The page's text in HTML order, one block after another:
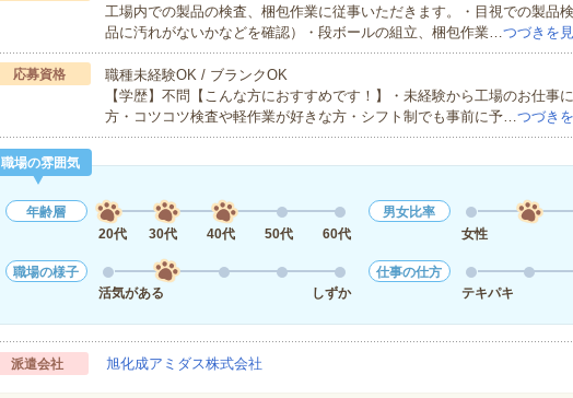
工場内での製品の検査、梱包作業に従事いただきます。・目視での製品
品に汚れがないかなどを確認）・段ボールの組立、梱包作業…つづきを
応募資格
職種未経験OK / ブランクOK
【学歴】不問【こんな方におすすめです！】・未経験から工場のお仕事
方・コツコツ検査や軽作業が好きな方・シフト制でも事前に予…つづき
職場の雰囲気
年齢層
20代
30代 40代 50代 60代
男女比率
女性
職場の様子
活気がある
しずか
仕事の仕方
テキパキ
派遣会社 旭化成アミダス株式会社